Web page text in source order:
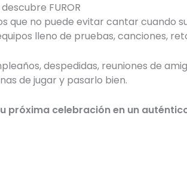
FUROR
que no puede evitar cantar cuando
lleno de pruebas, canciones,
despedidas, reuniones de
de jugar y pasarlo bien.
próxima celebración en un